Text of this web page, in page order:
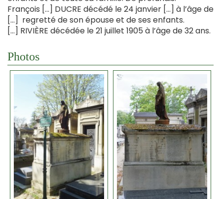
François […] DUCRE décédé le 24 janvier […] à l’âge de
[…] regretté de son épouse et de ses enfants.
[…] RIVIÈRE décédée le 21 juillet 1905 à l’âge de 32 ans.
Photos